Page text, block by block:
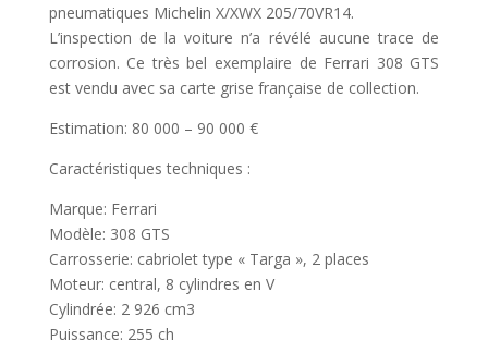
pneumatiques Michelin X/XWX 205/70VR14.
L’inspection de la voiture n’a révélé aucune trace de
corrosion. Ce très bel exemplaire de Ferrari 308 GTS
est vendu avec sa carte grise française de collection.
Estimation: 80 000 – 90 000 €
Caractéristiques techniques :
Marque: Ferrari
Modèle: 308 GTS
Carrosserie: cabriolet type « Targa », 2 places
Moteur: central, 8 cylindres en V
Cylindrée: 2 926 cm3
Puissance: 255 ch